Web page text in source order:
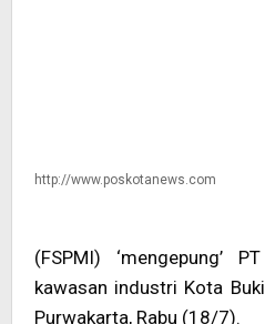
http://www.poskotanews.com
(FSPMI) ‘mengepung’
kawasan industri Kota
Purwakarta, Rabu (18/7).